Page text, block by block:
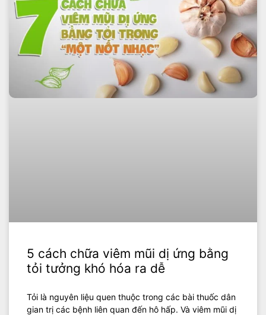
5 cách chữa viêm mũi dị ứng bằng
tỏi tưởng khó hóa ra dễ
Tỏi là nguyên liệu quen thuộc trong các bài thuốc dân
gian trị các bệnh liên quan đến hô hấp. Và viêm mũi dị